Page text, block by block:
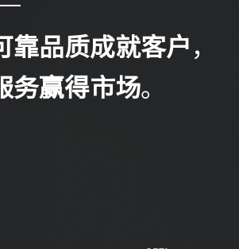
靠品质成就客户 ，
务赢得市场。